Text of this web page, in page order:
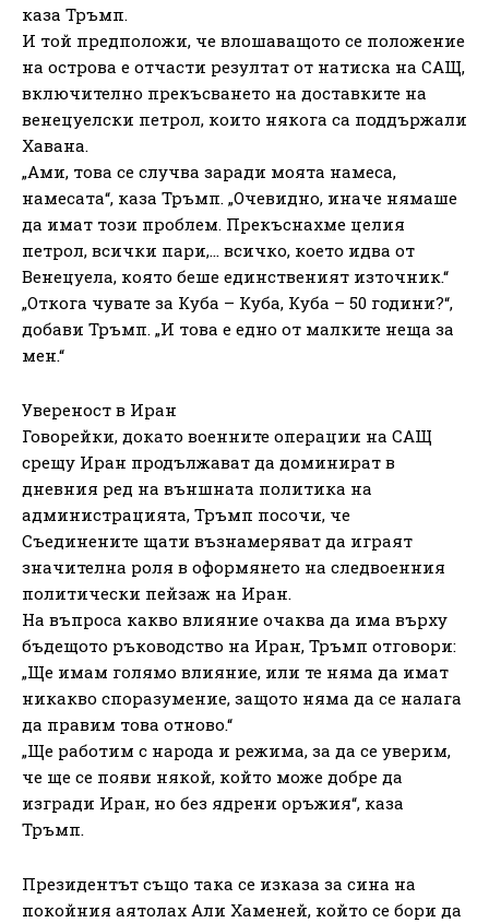
каза Тръмп.
И той предположи, че влошаващото се положение
на острова е отчасти резултат от натиска на САЩ,
включително прекъсването на доставките на
венецуелски петрол, които някога са поддържали
Хавана.
„Ами, това се случва заради моята намеса,
намесата“, каза Тръмп. „Очевидно, иначе нямаше
да имат този проблем. Прекъснахме целия
петрол, всички пари,… всичко, което идва от
Венецуела, която беше единственият източник.“
„Откога чувате за Куба – Куба, Куба – 50 години?“,
добави Тръмп. „И това е едно от малките неща за
мен.“
Увереност в Иран
Говорейки, докато военните операции на САЩ
срещу Иран продължават да доминират в
дневния ред на външната политика на
администрацията, Тръмп посочи, че
Съединените щати възнамеряват да играят
значителна роля в оформянето на следвоенния
политически пейзаж на Иран.
На въпроса какво влияние очаква да има върху
бъдещото ръководство на Иран, Тръмп отговори:
„Ще имам голямо влияние, или те няма да имат
никакво споразумение, защото няма да се налага
да правим това отново.“
„Ще работим с народа и режима, за да се уверим,
че ще се появи някой, който може добре да
изгради Иран, но без ядрени оръжия“, каза
Тръмп.
Президентът също така се изказа за сина на
покойния аятолах Али Хаменей, който се бори да